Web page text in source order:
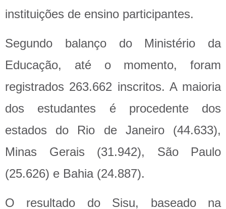
instituições de ensino participantes.
Segundo balanço do Ministério da
Educação, até o momento, foram
registrados 263.662 inscritos. A maioria
dos estudantes é procedente dos
estados do Rio de Janeiro (44.633),
Minas Gerais (31.942), São Paulo
(25.626) e Bahia (24.887).
O resultado do Sisu, baseado na